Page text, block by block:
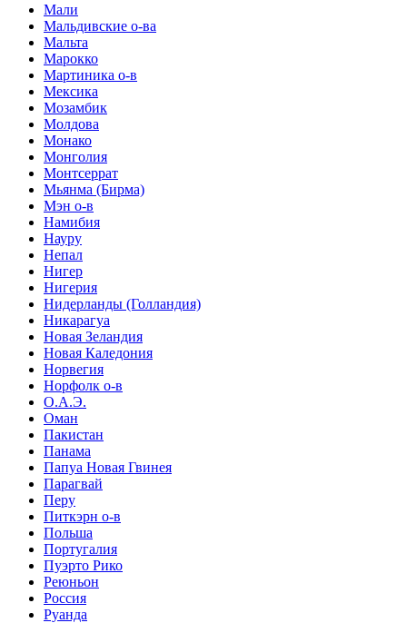
Мали
Мальдивские о-ва
Мальта
Марокко
Мартиника о-в
Мексика
Мозамбик
Молдова
Монако
Монголия
Монтсеррат
Мьянма (Бирма)
Мэн о-в
Намибия
Науру
Непал
Нигер
Нигерия
Нидерланды (Голландия)
Никарагуа
Новая Зеландия
Новая Каледония
Норвегия
Норфолк о-в
О.А.Э.
Оман
Пакистан
Панама
Папуа Новая Гвинея
Парагвай
Перу
Питкэрн о-в
Польша
Португалия
Пуэрто Рико
Реюньон
Россия
Руанда